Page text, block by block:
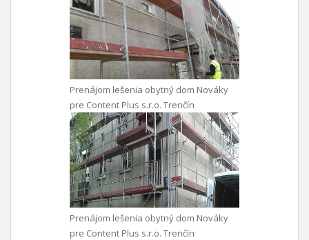
Prenájom lešenia obytný dom Nováky
pre Content Plus s.r.o. Trenčín
Prenájom lešenia obytný dom Nováky
pre Content Plus s.r.o. Trenčín